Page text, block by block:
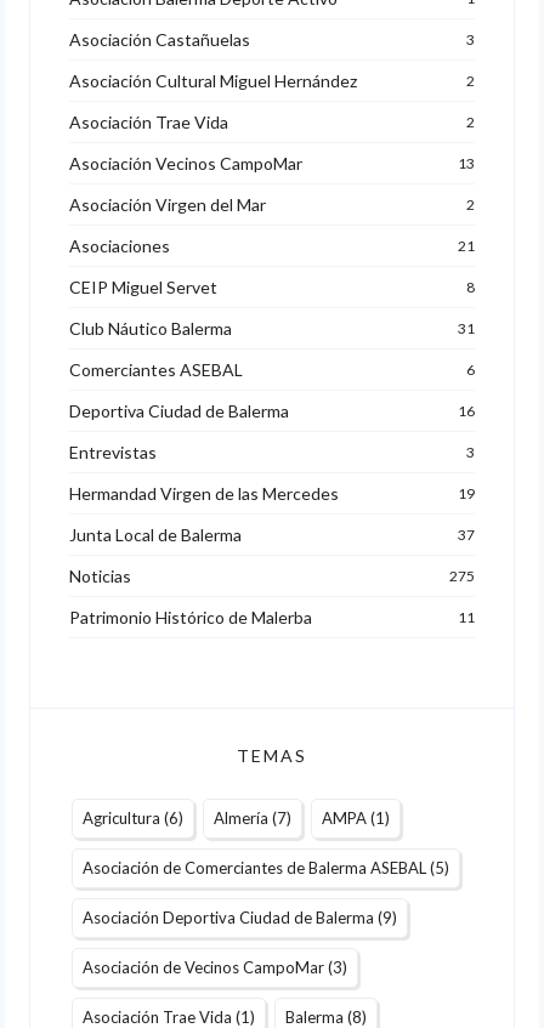
Asociación Castañuelas 3
Asociación Cultural Miguel Hernández 2
Asociación Trae Vida 2
Asociación Vecinos CampoMar 13
Asociación Virgen del Mar 2
Asociaciones 21
CEIP Miguel Servet 8
Club Náutico Balerma 31
Comerciantes ASEBAL 6
Deportiva Ciudad de Balerma 16
Entrevistas 3
Hermandad Virgen de las Mercedes 19
Junta Local de Balerma 37
Noticias 275
Patrimonio Histórico de Malerba 11
TEMAS
Agricultura (6) Almería (7) AMPA(1)
Asociación de Comerciantes de Balerma ASEBAL(5)
Asociación Deportiva Ciudad de Balerma (9)
Asociación de Vecinos CampoMar(3)
Asociación Trae Vida (1) Balerma (8)